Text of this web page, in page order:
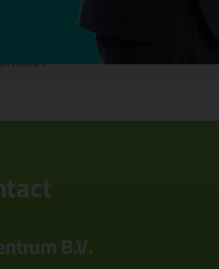
vind je een ruim
B.V.